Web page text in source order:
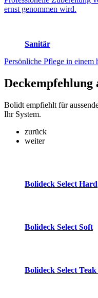
ernst genommen wird.
Sanitär
Persönliche Pflege in einem
Deckempfehlung
Bolidt empfiehlt für
Ihr System.
zurück
weiter
Bolideck Select Hard
Bolideck Select Soft
Bolideck Select